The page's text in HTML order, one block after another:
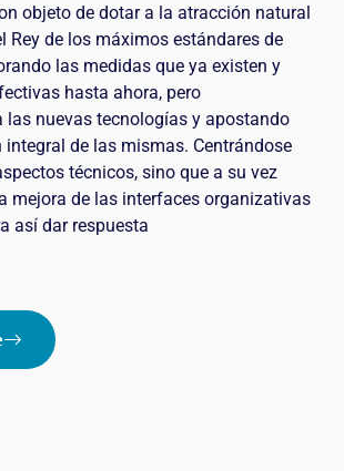
objeto de dotar a la atracción natural
Rey de los máximos estándares de
las medidas que ya existen y
hasta ahora, pero
las nuevas tecnologías y apostando
integral de las mismas. Centrándose
técnicos, sino que a su vez
mejora de las interfaces organizativas
así dar respuesta